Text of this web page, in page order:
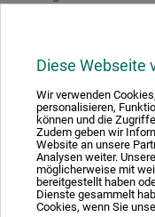
Diese Webseite
Wir verwenden
personalisieren,
können und die
Zudem geben wir
Website an unsere
Analysen weiter.
möglicherweise mit
bereitgestellt haben
Dienste gesammelt
Cookies, wenn Sie
på underlag af jern
med en stærk
måde kan man
gennemspille
modeldukkerne er
former også egnet
transparent lakeret